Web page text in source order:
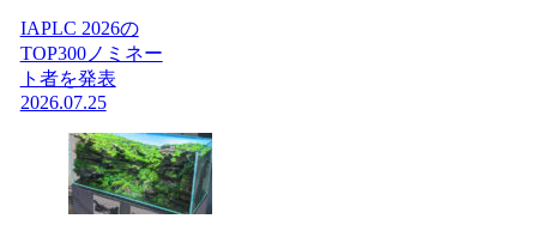
IAPLC 2026の
TOP300ノミネー
ト者を発表
2026.07.25